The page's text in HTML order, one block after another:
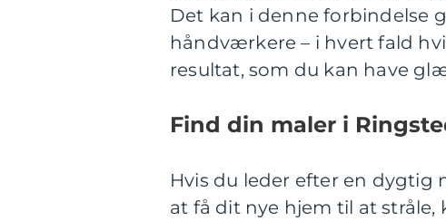
Det kan i denne forbindelse
håndværkere – i hvert fald
resultat, som du kan have
Find din maler i
Hvis du leder efter en dygtig
at få dit nye hjem til at